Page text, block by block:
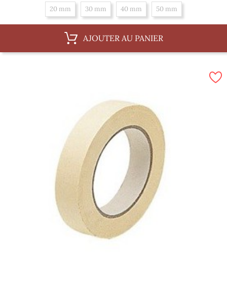
20 mm 30 mm 40 mm 50 mm
AJOUTER AU PANIER